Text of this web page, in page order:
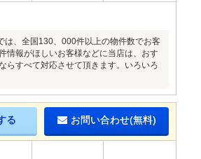
、全国130、000件以上の物件数でお客
情報がほしいお客様などに当店は、おす
らすべて対応させて頂きます。いろいろ
る お問い合わせ(無料)